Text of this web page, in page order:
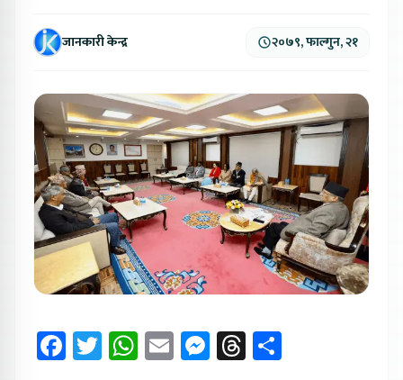
जानकारी केन्द्र २०७९, फाल्गुन, २१
Facebook
Twitter
WhatsApp
EmailMessenger
Threads